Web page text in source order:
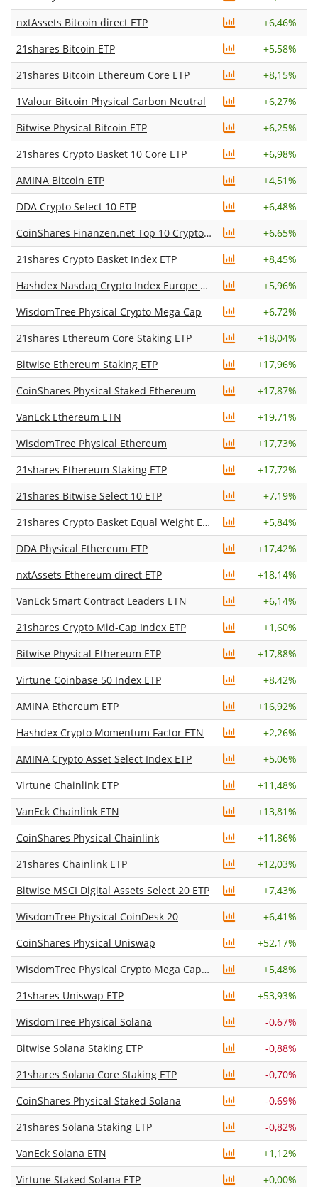
nxtAssets Bitcoin direct ETP
+6,46%
21shares Bitcoin ETP
+5,58%
21shares Bitcoin Ethereum Core ETP
+8,15%
1Valour Bitcoin Physical Carbon Neutral
+6,27%
Bitwise Physical Bitcoin ETP
+6,25%
21shares Crypto Basket 10 Core ETP
+6,98%
AMINA Bitcoin ETP
+4,51%
DDA Crypto Select 10 ETP
+6,48%
CoinShares Finanzen.net Top 10 Crypto ETP
+6,65%
21shares Crypto Basket Index ETP
+8,45%
Hashdex Nasdaq Crypto Index Europe ETP
+5,96%
WisdomTree Physical Crypto Mega Cap
+6,72%
21shares Ethereum Core Staking ETP
+18,04%
Bitwise Ethereum Staking ETP
+17,96%
CoinShares Physical Staked Ethereum
+17,87%
VanEck Ethereum ETN
+19,71%
WisdomTree Physical Ethereum
+17,73%
21shares Ethereum Staking ETP
+17,72%
21shares Bitwise Select 10 ETP
+7,19%
21shares Crypto Basket Equal Weight ETP
+5,84%
DDA Physical Ethereum ETP
+17,42%
nxtAssets Ethereum direct ETP
+18,14%
VanEck Smart Contract Leaders ETN
+6,14%
21shares Crypto Mid-Cap Index ETP
+1,60%
Bitwise Physical Ethereum ETP
+17,88%
Virtune Coinbase 50 Index ETP
+8,42%
AMINA Ethereum ETP
+16,92%
Hashdex Crypto Momentum Factor ETN
+2,26%
AMINA Crypto Asset Select Index ETP
+5,06%
Virtune Chainlink ETP
+11,48%
VanEck Chainlink ETN
+13,81%
CoinShares Physical Chainlink
+11,86%
21shares Chainlink ETP
+12,03%
Bitwise MSCI Digital Assets Select 20 ETP
+7,43%
WisdomTree Physical CoinDesk 20
+6,41%
CoinShares Physical Uniswap
+52,17%
WisdomTree Physical Crypto Mega Cap Equal Weight
+5,48%
21shares Uniswap ETP
+53,93%
WisdomTree Physical Solana
-0,67%
Bitwise Solana Staking ETP
-0,88%
21shares Solana Core Staking ETP
-0,70%
CoinShares Physical Staked Solana
-0,69%
21shares Solana Staking ETP
-0,82%
VanEck Solana ETN
+1,12%
Virtune Staked Solana ETP
+0,00%